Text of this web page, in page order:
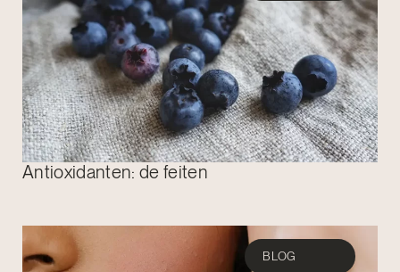
Antioxidanten: de feiten
BLOG